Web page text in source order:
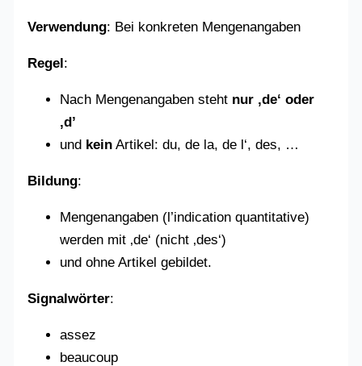
Verwendung: Bei konkreten Mengenangaben
Regel:
Nach Mengenangaben steht nur ‚de‘ oder
‚d’
und kein Artikel: du, de la, de l‘, des, …
Bildung:
Mengenangaben (l’indication quantitative)
werden mit ‚de‘ (nicht ‚des‘)
und ohne Artikel gebildet.
Signalwörter:
assez
beaucoup